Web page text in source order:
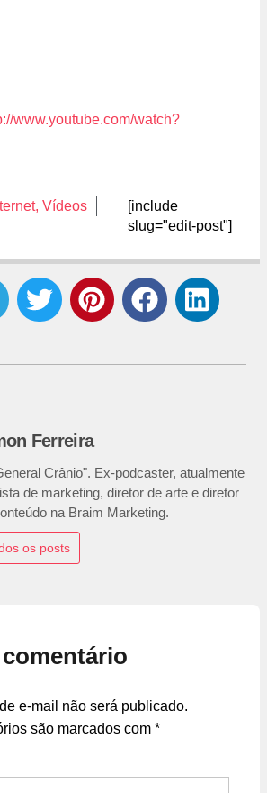
www.youtube.com/watch?
, Vídeos
[include
slug="edit-post"]
Ferreira
Crânio". Ex-podcaster, atualmente
de marketing, diretor de arte e diretor
na Braim Marketing.
os posts
e-mail não será publicado.
são marcados com *